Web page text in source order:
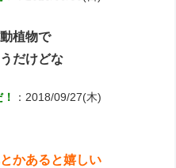
植物で
だけどな
：2018/09/27(木)
かあると嬉しい